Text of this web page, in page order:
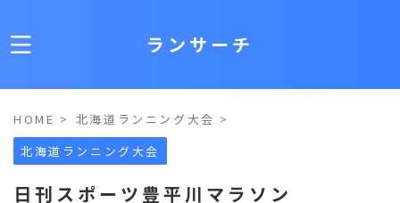
ランサーチ
HOME > 北海道ランニング大会 >
北海道ランニング大会
日刊スポーツ豊平川マラソン